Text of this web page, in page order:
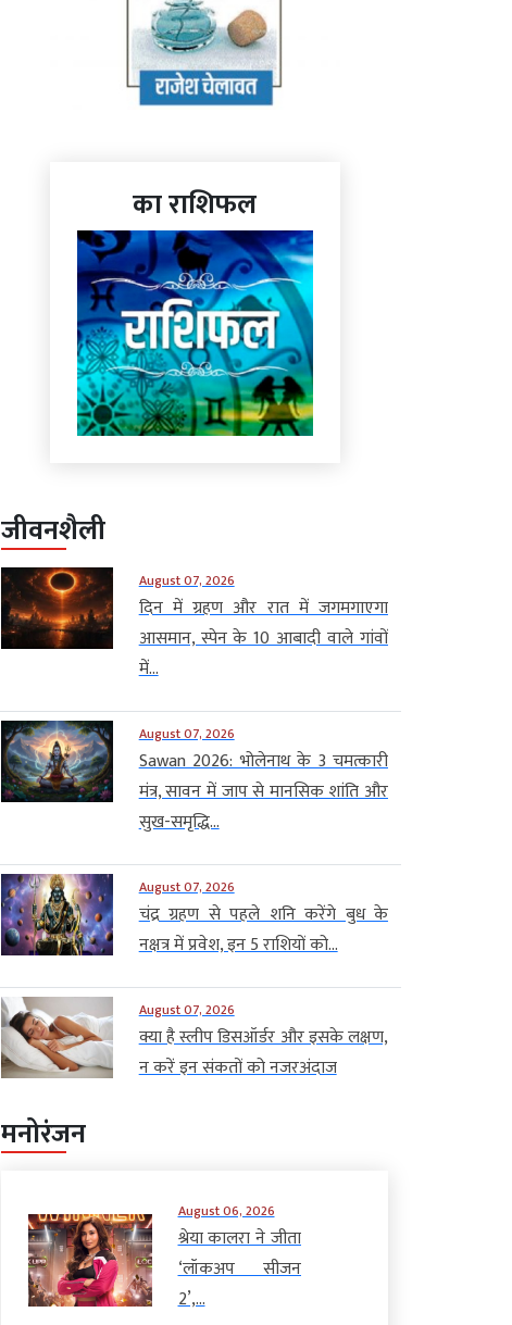
का राशिफल
जीवनशैली
August 07, 2026
दिन में ग्रहण और रात में जगमगाएगा
आसमान, स्पेन के 10 आबादी वाले गांवों
में...
August 07, 2026
Sawan 2026: भोलेनाथ के 3 चमत्कारी
मंत्र, सावन में जाप से मानसिक शांति और
सुख-समृद्धि...
August 07, 2026
चंद्र ग्रहण से पहले शनि करेंगे बुध के
नक्षत्र में प्रवेश, इन 5 राशियों को...
August 07, 2026
क्या है स्लीप डिसऑर्डर और इसके लक्षण,
न करें इन संकतों को नजरअंदाज
मनोरंजन
August 06, 2026
श्रेया कालरा ने जीता
‘लॉकअप सीजन
2’,...